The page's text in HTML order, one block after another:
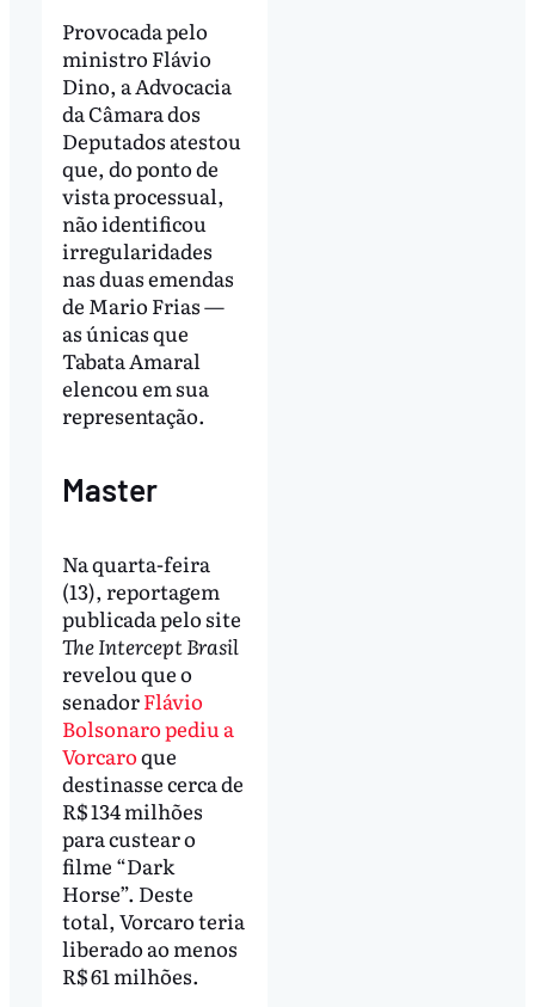
Provocada pelo
ministro Flávio
Dino, a Advocacia
da Câmara dos
Deputados atestou
que, do ponto de
vista processual,
não identificou
irregularidades
nas duas emendas
de Mario Frias —
as únicas que
Tabata Amaral
elencou em sua
representação.
Master
Na quarta-feira
(13), reportagem
publicada pelo site
The Intercept Brasil
revelou que o
senadorFlávio
Bolsonaro pediu a
Vorcaroque
destinasse cerca de
R$ 134 milhões
para custear o
filme “Dark
Horse”. Deste
total, Vorcaro teria
liberado ao menos
R$ 61 milhões.